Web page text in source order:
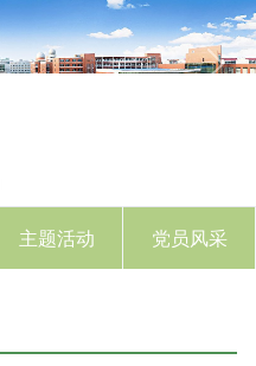
Next
主题活动 党员风采